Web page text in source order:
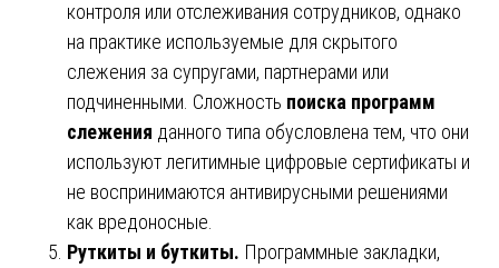
контроля или отслеживания сотрудников, однако
на практике используемые для скрытого
слежения за супругами, партнерами или
подчиненными. Сложность поиска программ
слежения данного типа обусловлена тем, что они
используют легитимные цифровые сертификаты и
не воспринимаются антивирусными решениями
как вредоносные.
Руткиты и буткиты. Программные закладки,